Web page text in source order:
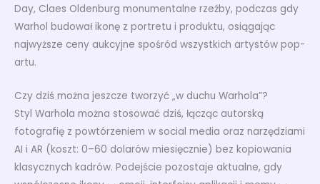
Day, Claes Oldenburg monumentalne rzeźby, podczas gdy
Warhol budował ikonę z portretu i produktu, osiągając
najwyższe ceny aukcyjne spośród wszystkich artystów pop-
artu.
Czy dziś można jeszcze tworzyć „w duchu Warhola”?
Styl Warhola można stosować dziś, łącząc autorską
fotografię z powtórzeniem w social media oraz narzędziami
AI i AR (koszt: 0–60 dolarów miesięcznie) bez kopiowania
klasycznych kadrów. Podejście pozostaje aktualne, gdy